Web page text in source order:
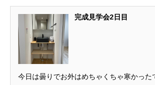
完成見学会2日目
今日は曇りでお外はめちゃくちゃ寒かった